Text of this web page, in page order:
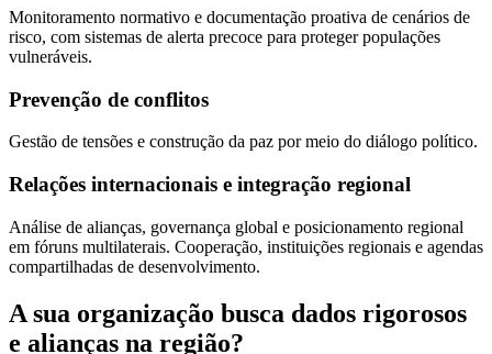
Monitoramento normativo e documentação proativa de cenários de
risco, com sistemas de alerta precoce para proteger populações
vulneráveis.
Prevenção de conflitos
Gestão de tensões e construção da paz por meio do diálogo político.
Relações internacionais e integração regional
Análise de alianças, governança global e posicionamento regional
em fóruns multilaterais. Cooperação, instituições regionais e agendas
compartilhadas de desenvolvimento.
A sua organização busca dados rigorosos
e alianças na região?